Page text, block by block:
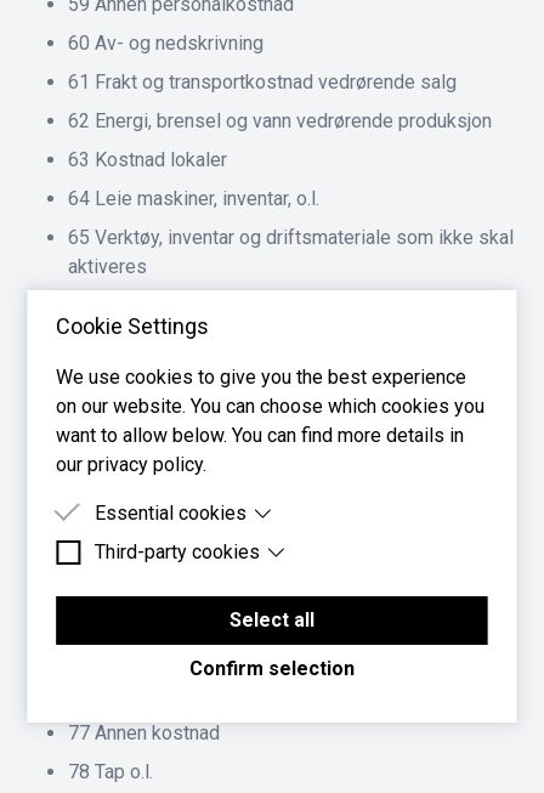
60 Av- og nedskrivning
61 Frakt og transportkostnad vedrørende salg
62 Energi, brensel og vann vedrørende produksjon
63 Kostnad lokaler
64 Leie maskiner, inventar, o.l.
65 Verktøy, inventar og driftsmateriale som ikke skal
aktiveres
67 Fremmed tjeneste
68 Kontorkostnad, trykksak o.l.
69 Telefon og porto o.l.
70 Kostnad transportmidler
71 Kostnad og godtgjørelse for reise, diett, bil, o.l.
72 Provisjonskostnad
74 Kontingent og gave
75 Forsikringspremie, garanti- og servicekostnad
77 Annen kostnad
78 Tap o.l.
Cookie Settings
We use cookies to give you the best experience
on our website. You can choose which cookies you
want to allow below. You can find more details in
our privacy policy.
Essential cookies
Essential cookies are cookies that are needed for
Third-party cookies
Third-party cookies are cookies set by third-party
software to enable features such as Google
Maps.
Select all
Confirm selection